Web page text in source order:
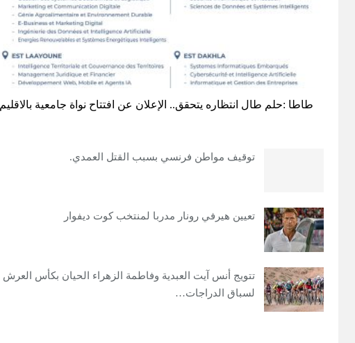
طاطا :حلم طال انتظاره يتحقق.. الإعلان عن افتتاح نواة جامعية بالاقليم
توقيف مواطن فرنسي بسبب القتل العمدي.
تعيين هيرفي رونار مدربا لمنتخب كوت ديفوار
تتويج أنس آيت العبدية وفاطمة الزهراء الحيان بكأس العرش
لسباق الدراجات…